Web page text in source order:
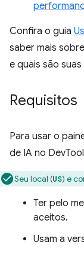
Confira o guia
saber mais
e quais são
Requisitos
Para usar o
de IA no
Seu local (US) é
Ter pelo
aceitos.
Usam a